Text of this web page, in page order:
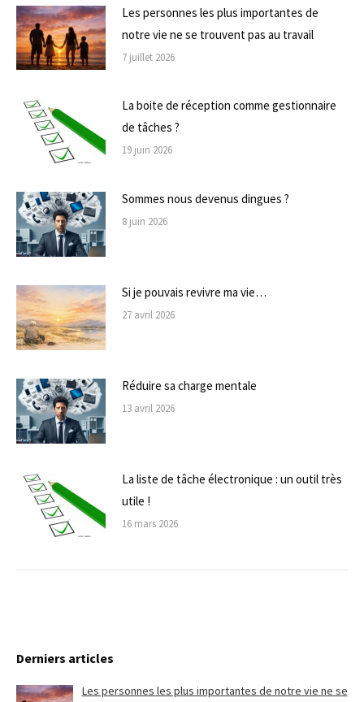
Les personnes les plus importantes de
notre vie ne se trouvent pas au travail
7 juillet 2026
La boite de réception comme gestionnaire
de tâches ?
19 juin 2026
Sommes nous devenus dingues ?
8 juin 2026
Si je pouvais revivre ma vie…
27 avril 2026
Réduire sa charge mentale
13 avril 2026
La liste de tâche électronique : un outil très
utile !
16 mars 2026
Derniers articles
Les personnes les plus importantes de notre vie ne se